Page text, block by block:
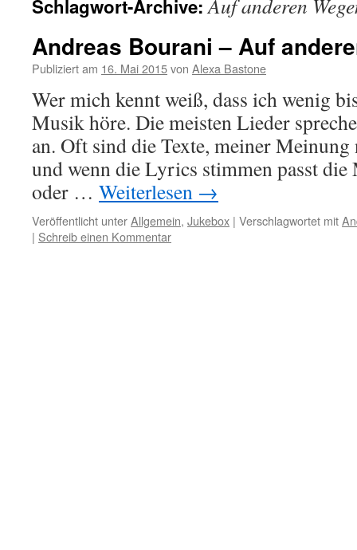
Schlagwort-Archive:Auf anderen
Andreas Bourani – Auf
Publiziert am 16. Mai 2015von Alexa Bastone
Wer mich kennt weiß, dass ich wenig
Musik höre. Die meisten Lieder
an. Oft sind die Texte, meiner Meinung
und wenn die Lyrics stimmen passt
oder … Weiterlesen →
Veröffentlicht unterAllgemein, Jukebox | Verschlagwortet mit
| Schreib einen Kommentar